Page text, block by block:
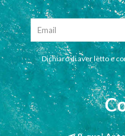
Dichiaro di aver letto e